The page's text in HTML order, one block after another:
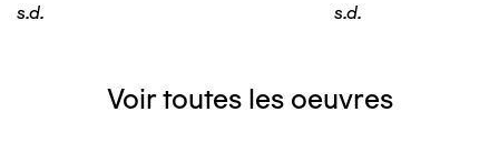
s.d.
s.d.
Voir toutes les oeuvres